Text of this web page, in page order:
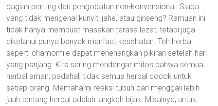
bagian penting dari pengobatan non-konvensional. Siapa
yang tidak mengenal kunyit, jahe, atau ginseng? Ramuan ini
tidak hanya membuat masakan terasa lezat, tetapi juga
diketahui punya banyak manfaat kesehatan. Teh herbal
seperti chamomile dapat menenangkan pikiran setelah hari
yang panjang. Kita sering mendengar mitos bahwa semua
herbal aman; padahal, tidak semua herbal cocok untuk
setiap orang. Memahami reaksi tubuh dan menggali lebih
jauh tentang herbal adalah langkah bijak. Misalnya, untuk